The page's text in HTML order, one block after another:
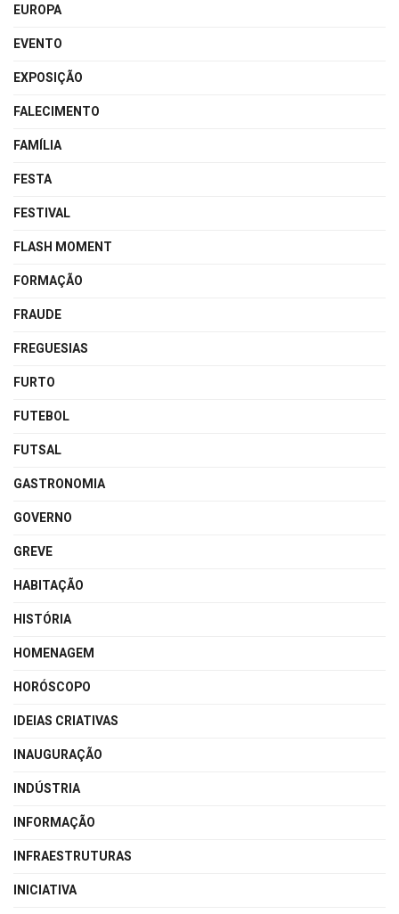
EUROPA
EVENTO
EXPOSIÇÃO
FALECIMENTO
FAMÍLIA
FESTA
FESTIVAL
FLASH MOMENT
FORMAÇÃO
FRAUDE
FREGUESIAS
FURTO
FUTEBOL
FUTSAL
GASTRONOMIA
GOVERNO
GREVE
HABITAÇÃO
HISTÓRIA
HOMENAGEM
HORÓSCOPO
IDEIAS CRIATIVAS
INAUGURAÇÃO
INDÚSTRIA
INFORMAÇÃO
INFRAESTRUTURAS
INICIATIVA